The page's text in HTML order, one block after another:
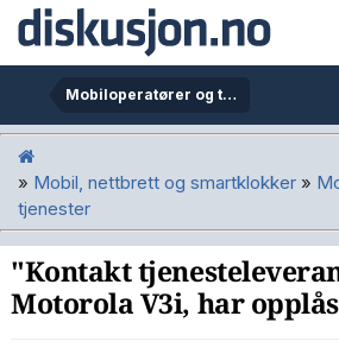
Mobiloperatører og tjenester
» Mobil, nettbrett og smartklokker »
tjenester
"Kontakt
Motorola V3i, har